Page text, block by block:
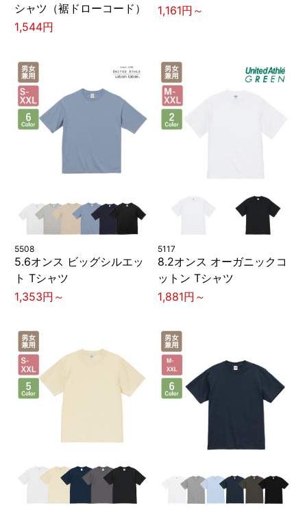
シャツ（裾ドローコード）
1,544円
1,161円～
5508
5.6オンス ビッグシルエッ
ト Tシャツ
1,353円～
5117
8.2オンス オーガニックコ
ットン Tシャツ
1,881円～